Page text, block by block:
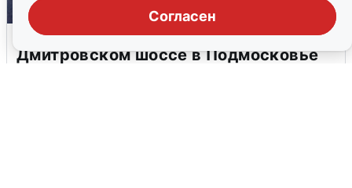
Согласен
Пять машин столкнулись на
Дмитровском шоссе в Подмосковье